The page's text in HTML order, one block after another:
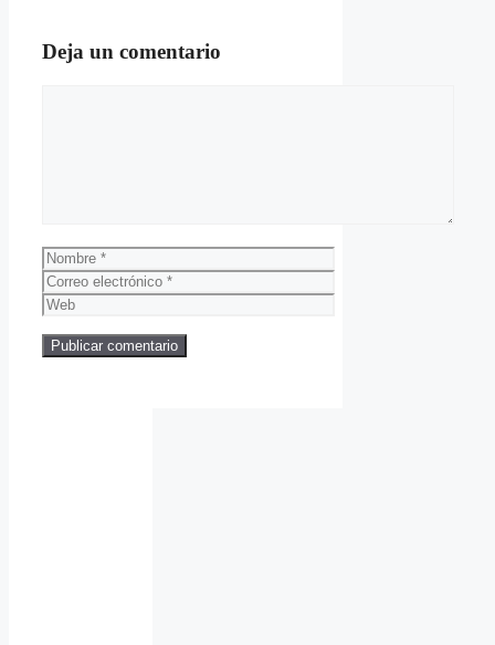
Deja un comentario
Nombre
Correo
electrónico
Web